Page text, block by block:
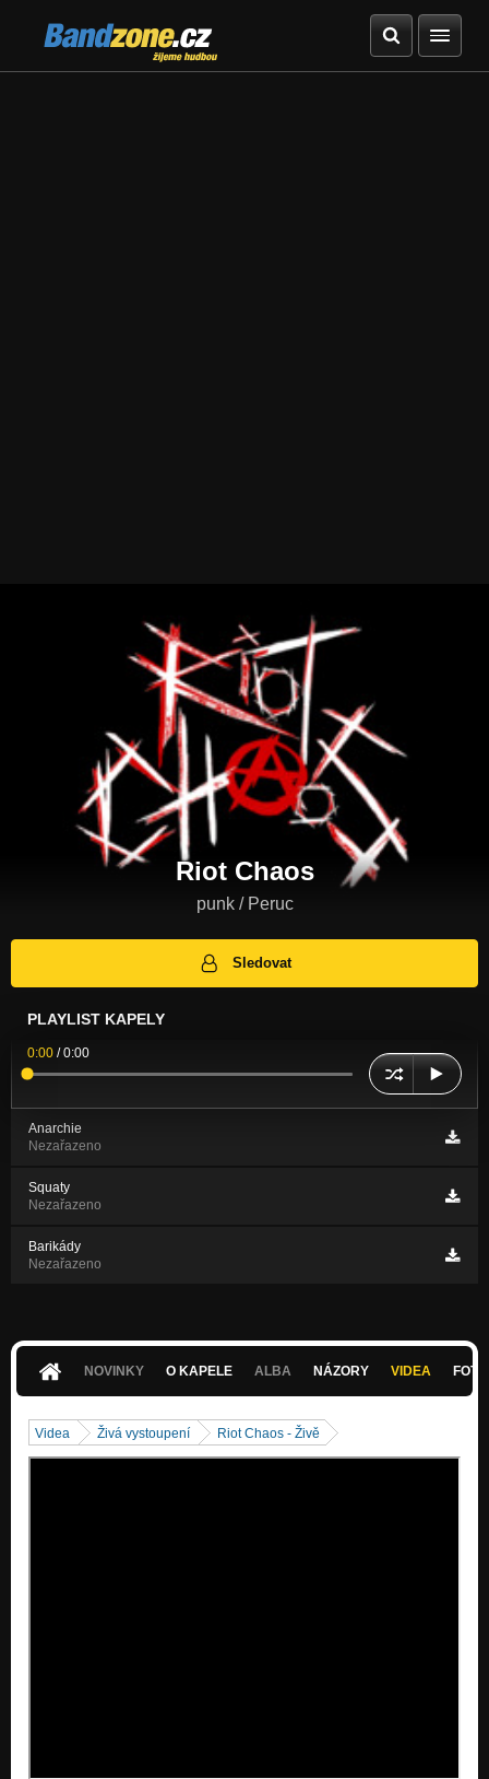
Bandzone.cz
žijeme hudbou
Riot Chaos
punk / Peruc
Sledovat
PLAYLIST KAPELY
0:00 /0:00
Anarchie
Nezařazeno
Squaty
Nezařazeno
Barikády
Nezařazeno
NOVINKY O KAPELE ALBA NÁZORY VIDEA
Videa Živá vystoupení Riot Chaos - Živě